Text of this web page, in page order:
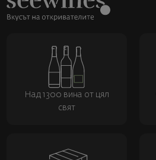
Над 1300 вина от цял
свят